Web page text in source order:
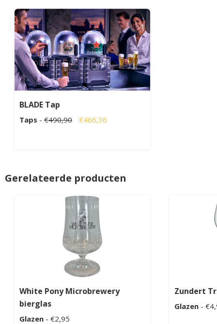
BLADE Tap
Taps - €490,90 €466,36
Gerelateerde producten
White Pony Microbrewery
bierglas
Glazen - €2,95
Zundert
Glazen -